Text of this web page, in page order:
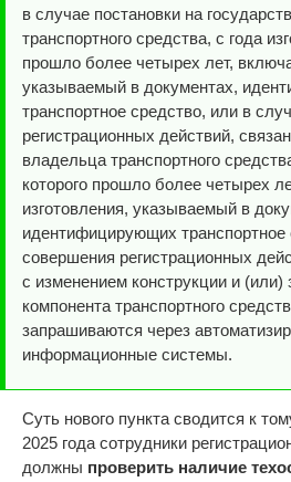
в случае постановки на
транспортного средства, с года
прошло более четырех лет,
указываемый в документах,
транспортное средство, или в
регистрационных действий,
владельца транспортного
которого прошло более четырех
изготовления, указываемый в
идентифицирующих транспортное
совершения регистрационных
с изменением конструкции и (или)
компонента транспортного
запрашиваются через
информационные системы.
Суть нового пункта сводится к
2025 года сотрудники
должны проверить наличие